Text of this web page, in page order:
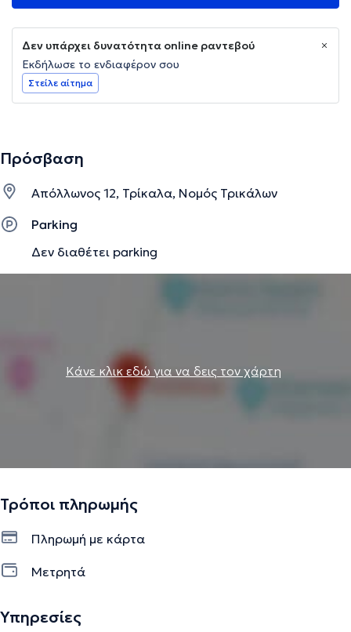
Δεν υπάρχει δυνατότητα online ραντεβού
Εκδήλωσε το ενδιαφέρον σου
Στείλε αίτημα
Πρόσβαση
Απόλλωνος 12, Τρίκαλα, Νομός Τρικάλων
Parking
Δεν διαθέτει parking
Κάνε κλικ εδώ για να δεις τον χάρτη
Τρόποι πληρωμής
Πληρωμή με κάρτα
Μετρητά
Υπηρεσίες